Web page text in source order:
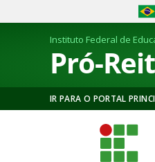
Instituto Federal de
Pró-
IR PARA O PORTAL